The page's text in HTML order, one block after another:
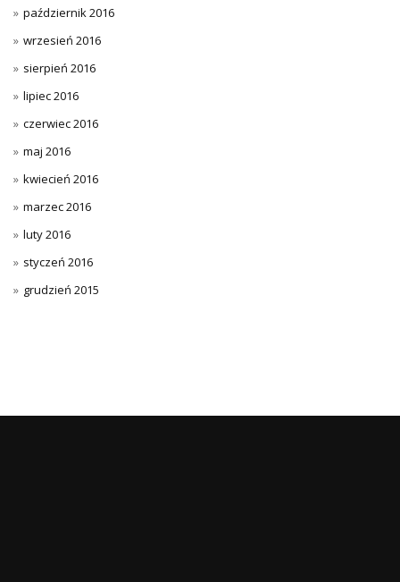
październik 2016
wrzesień 2016
sierpień 2016
lipiec 2016
czerwiec 2016
maj 2016
kwiecień 2016
marzec 2016
luty 2016
styczeń 2016
grudzień 2015